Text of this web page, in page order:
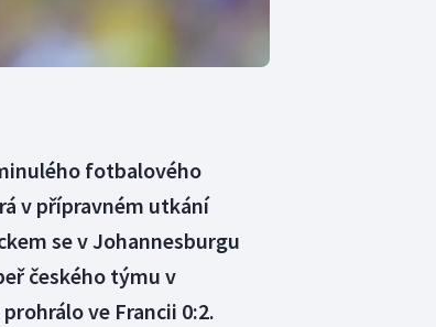
fotbalového
v přípravném utkání
se v Johannesburgu
českého týmu v
ve Francii 0:2.